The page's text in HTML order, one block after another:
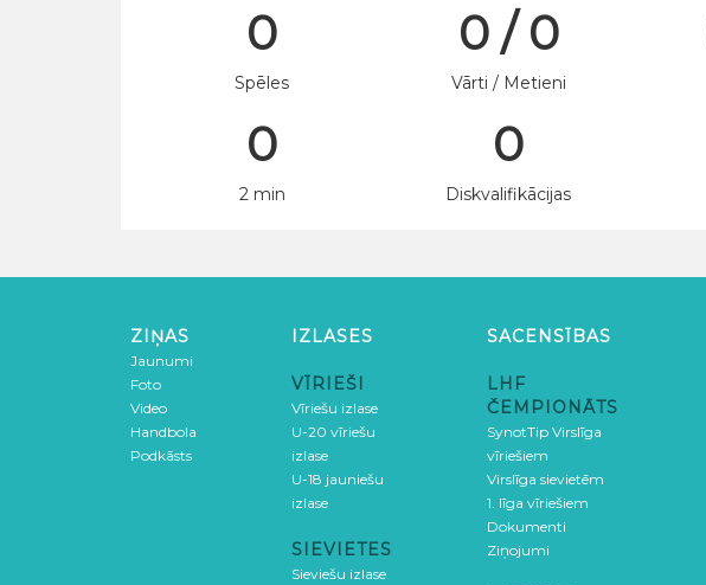
0
Spēles
0 / 0
Vārti / Metieni
0
2 min
0
Diskvalifikācijas
ZIŅAS
Jaunumi
Foto
Video
Handbola
Podkāsts
IZLASES
VĪRIEŠI
Vīriešu izlase
U-20 vīriešu
izlase
U-18 jauniešu
izlase
SIEVIETES
Sieviešu izlase
SACENSĪBAS
LHF
ČEMPIONĀTS
SynotTip Virslīga
vīriešiem
Virslīga sievietēm
1. līga vīriešiem
Dokumenti
Ziņojumi